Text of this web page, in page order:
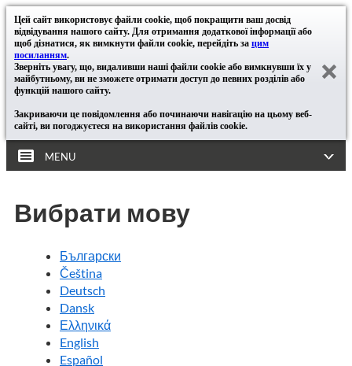
Цей сайт використовує файли cookie, щоб покращити ваш досвід
відвідування нашого сайту. Для отримання додаткової інформації або
щоб дізнатися, як вимкнути файли cookie, перейдіть за цим
посиланням.
Зверніть увагу, що, видаливши наші файли cookie або вимкнувши їх у
майбутньому, ви не зможете отримати доступ до певних розділів або
функцій нашого сайту.
Закриваючи це повідомлення або починаючи навігацію на цьому веб-
сайті, ви погоджуєтеся на використання файлів cookie.
MENU
Вибрати мову
Български
Čeština
Deutsch
Dansk
Ελληνικά
English
Español